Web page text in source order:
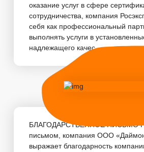
оказание услуг в сфере
сотрудничества, компания
себя как профессиональный
выполнять услуги в
надлежащего качес...
БЛАГОДАРСТВЕННОЕ ПИСЬМО
письмом, компания ООО
выражает благодарность